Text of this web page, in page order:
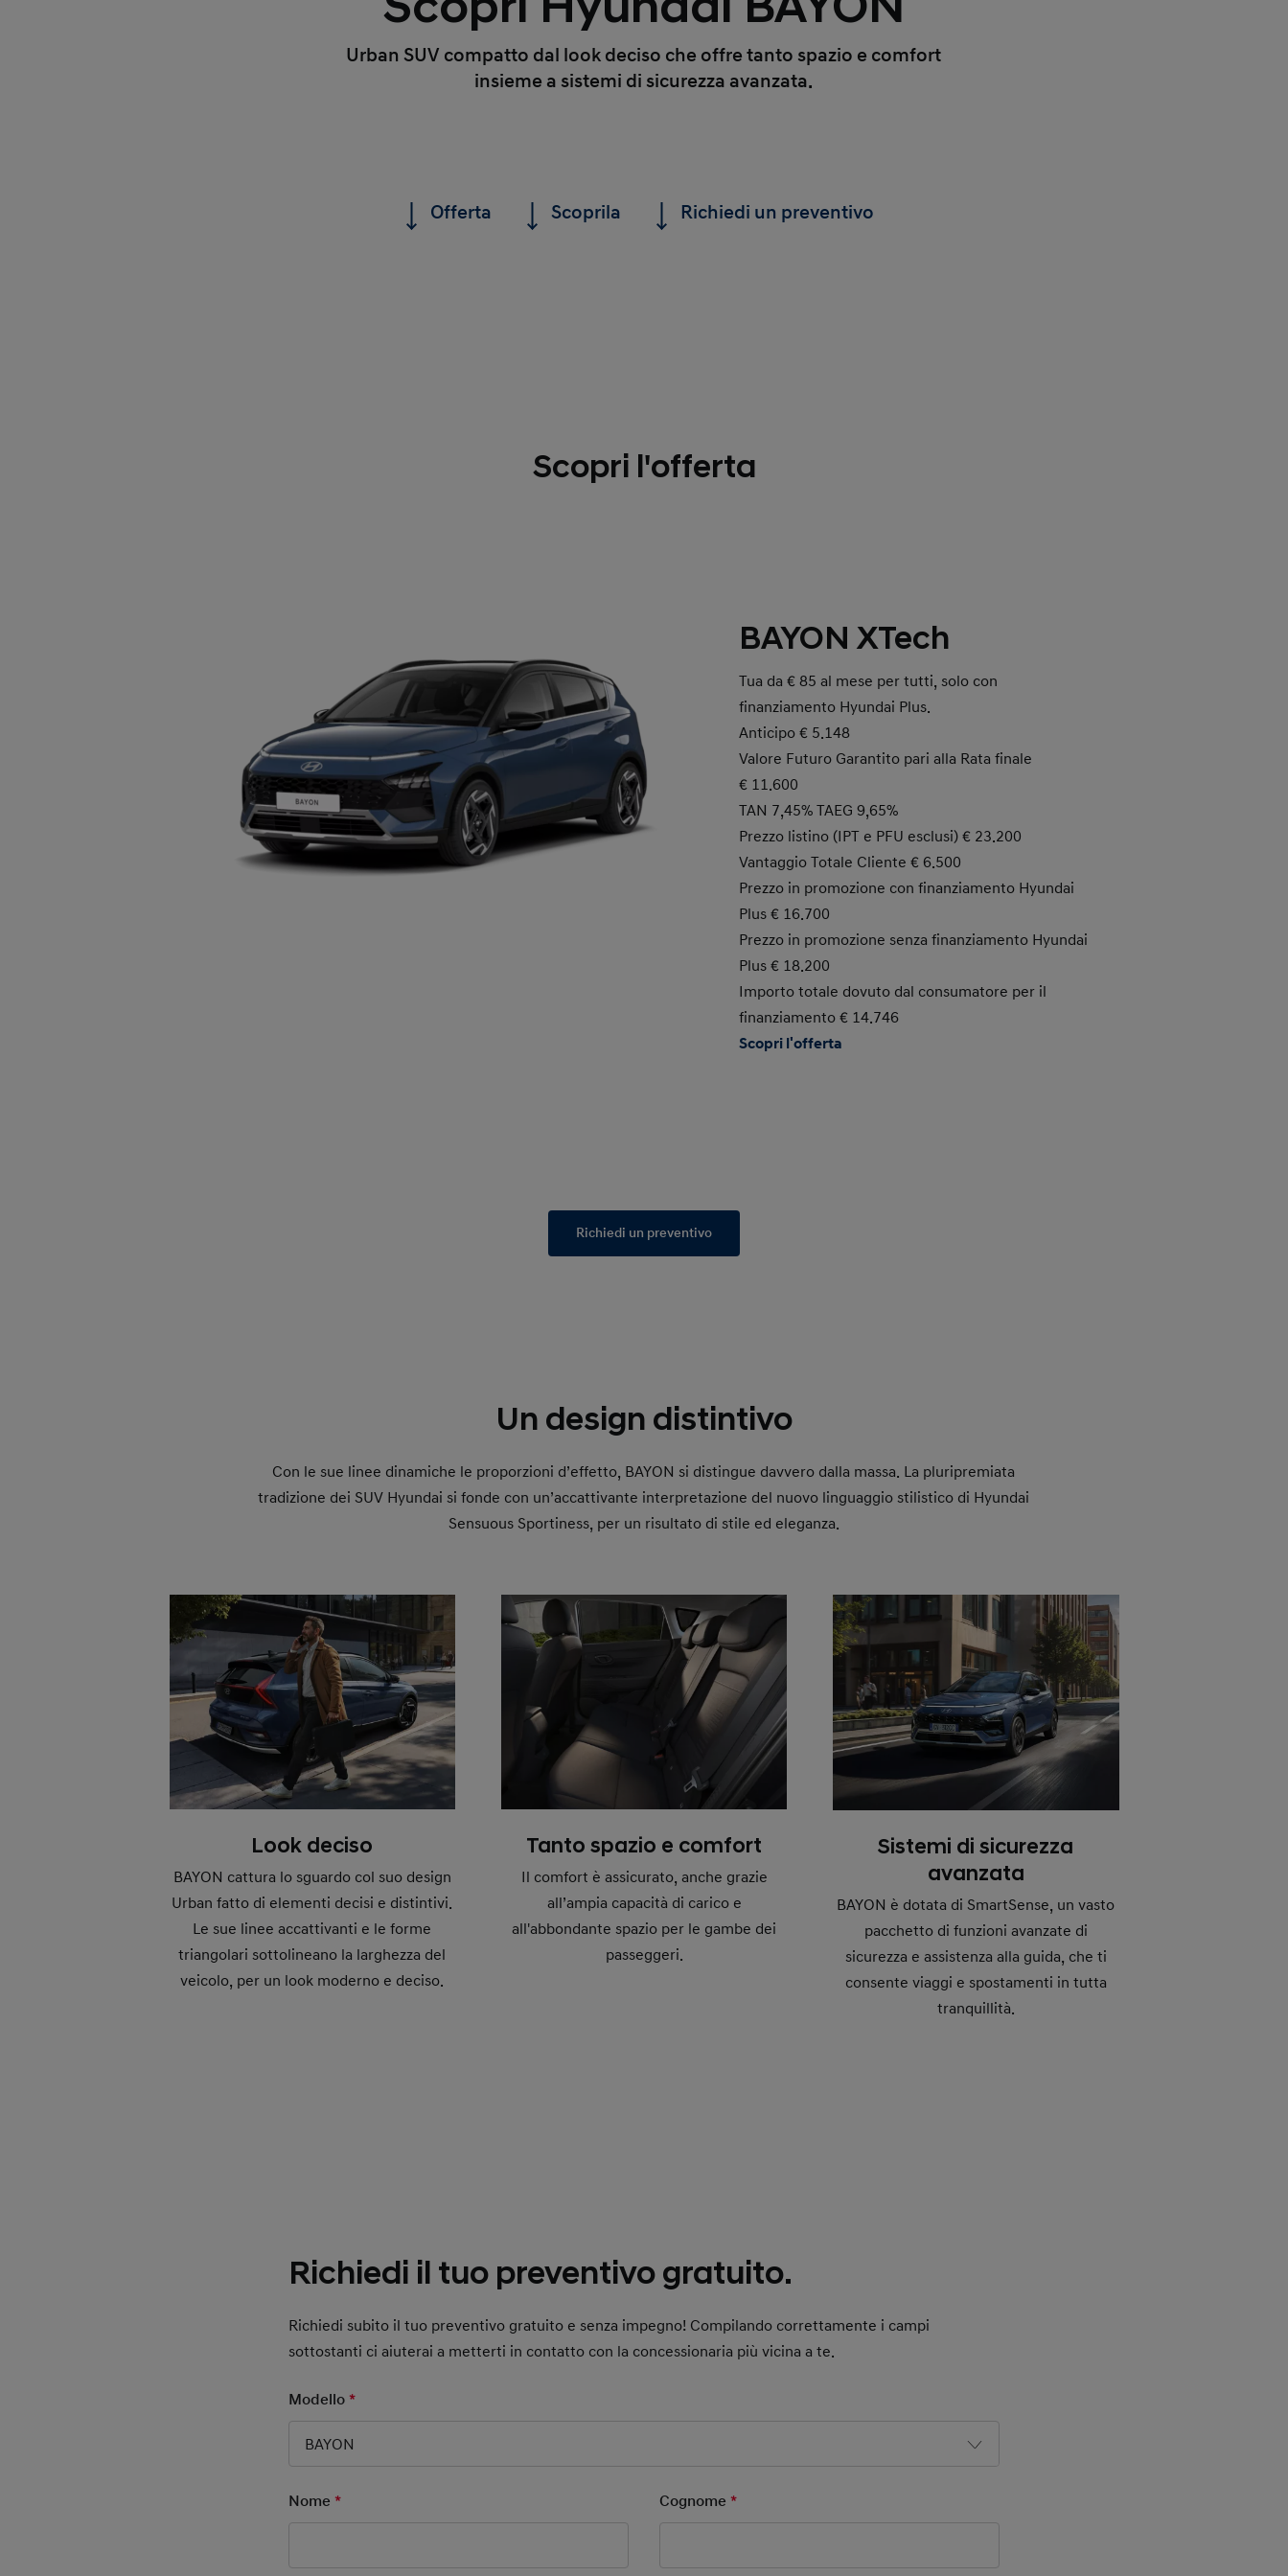
Urban SUV compatto dal look deciso che offre tanto spazio e comfort
insieme a sistemi di sicurezza avanzata.
Offerta Scoprila Richiedi un preventivo
Scopri l'offerta
BAYON XTech
Tua da € 85 al mese per tutti, solo con
finanziamento Hyundai Plus.
Anticipo € 5.148
Valore Futuro Garantito pari alla Rata finale
€ 11.600
TAN 7,45% TAEG 9,65%
Prezzo listino (IPT e PFU esclusi) € 23.200
Vantaggio Totale Cliente € 6.500
Prezzo in promozione con finanziamento Hyundai
Plus € 16.700
Prezzo in promozione senza finanziamento Hyundai
Plus € 18.200
Importo totale dovuto dal consumatore per il
finanziamento € 14.746
Scopri l'offerta
Richiedi un preventivo
Un design distintivo
Con le sue linee dinamiche le proporzioni d’effetto, BAYON si distingue davvero dalla massa. La pluripremiata
tradizione dei SUV Hyundai si fonde con un’accattivante interpretazione del nuovo linguaggio stilistico di Hyundai
Sensuous Sportiness, per un risultato di stile ed eleganza.
Look deciso
BAYON cattura lo sguardo col suo design
Urban fatto di elementi decisi e distintivi.
Le sue linee accattivanti e le forme
triangolari sottolineano la larghezza del
veicolo, per un look moderno e deciso.
Tanto spazio e comfort
Il comfort è assicurato, anche grazie
all’ampia capacità di carico e
all'abbondante spazio per le gambe dei
passeggeri.
Sistemi di sicurezza
avanzata
BAYON è dotata di SmartSense, un vasto
pacchetto di funzioni avanzate di
sicurezza e assistenza alla guida, che ti
consente viaggi e spostamenti in tutta
tranquillità.
Richiedi il tuo preventivo gratuito.
Richiedi subito il tuo preventivo gratuito e senza impegno! Compilando correttamente i campi
sottostanti ci aiuterai a metterti in contatto con la concessionaria più vicina a te.
Modello*
BAYON
Nome* Cognome*